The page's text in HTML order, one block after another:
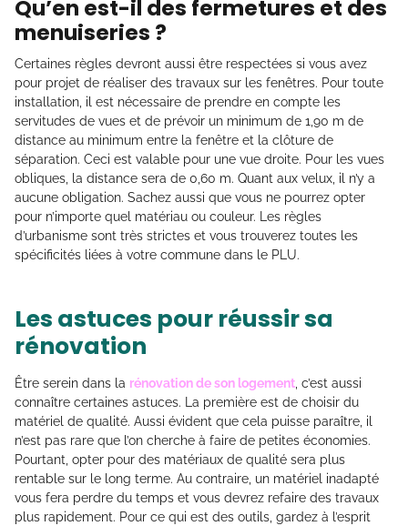
Qu’en est-il des fermetures et des
menuiseries ?
Certaines règles devront aussi être respectées si vous avez
pour projet de réaliser des travaux sur les fenêtres. Pour toute
installation, il est nécessaire de prendre en compte les
servitudes de vues et de prévoir un minimum de 1,90 m de
distance au minimum entre la fenêtre et la clôture de
séparation. Ceci est valable pour une vue droite. Pour les vues
obliques, la distance sera de 0,60 m. Quant aux velux, il n’y a
aucune obligation. Sachez aussi que vous ne pourrez opter
pour n’importe quel matériau ou couleur. Les règles
d’urbanisme sont très strictes et vous trouverez toutes les
spécificités liées à votre commune dans le PLU.
Les astuces pour réussir sa
rénovation
Être serein dans la rénovation de son logement, c’est aussi
connaître certaines astuces. La première est de choisir du
matériel de qualité. Aussi évident que cela puisse paraître, il
n’est pas rare que l’on cherche à faire de petites économies.
Pourtant, opter pour des matériaux de qualité sera plus
rentable sur le long terme. Au contraire, un matériel inadapté
vous fera perdre du temps et vous devrez refaire des travaux
plus rapidement. Pour ce qui est des outils, gardez à l’esprit